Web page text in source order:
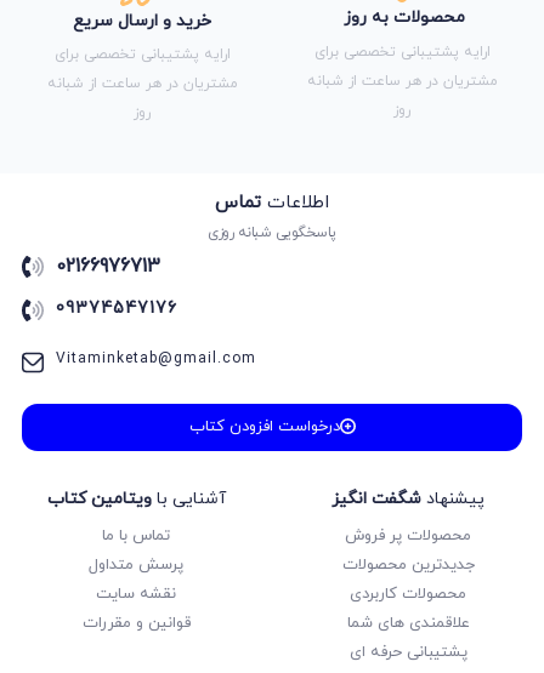
محصولات به روز
ارایه پشتیبانی تخصصی برای
مشتریان در هر ساعت از شبانه
روز
خرید و ارسال سریع
ارایه پشتیبانی تخصصی برای
مشتریان در هر ساعت از شبانه
روز
پیشنهاد شگفت انگیز
محصولات پر فروش
جدیدترین محصولات
محصولات کاربردی
علاقمندی های شما
پشتیبانی حرفه ای
آشنایی باویتامین کتاب
تماس با ما
پرسش متداول
نقشه سایت
قوانین و مقررات
اطلاعات تماس
پاسخگویی شبانه روزی
02166976713
09374547176
Vitaminketab@gmail.com
درخواست افزودن کتاب